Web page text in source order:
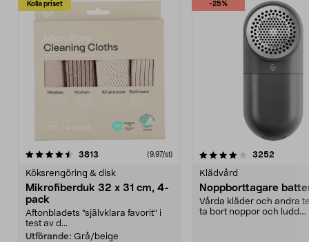
Kolla priset
3813 (9,97/st)
Köksrengöring & disk
Mikrofiberduk 32 x 31 cm, 4-
pack
Aftonbladets "självklara favorit” i
test av d...
Utförande: Grå/beige
-25%
4.0av 5 stjärnor 3252
Klädvård
Noppborttagare
Vårda kläder och andra
ta bort noppor och ludd.
4.5av 5 stjärnor